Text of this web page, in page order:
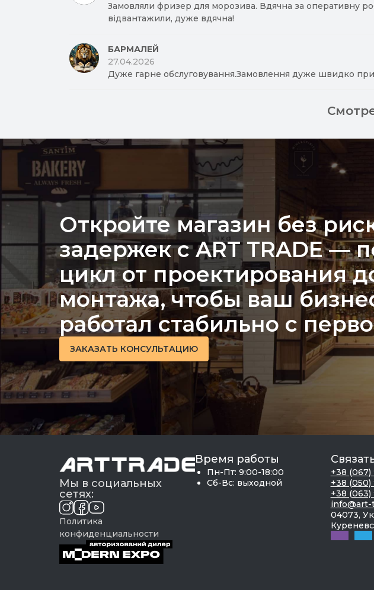
Замовляли фризер для морозива. Вдячна за оперативну
відвантажили, дуже вдячна!
БАРМАЛЕЙ
27.04.2026
Дуже гарне обслуговування.Замовлення дуже швидко
Откройте магазин без
задержек с ART TRADE —
цикл от проектирования
монтажа, чтобы ваш
работал стабильно с
ЗАКАЗАТЬ КОНСУЛЬТАЦИЮ
Мы в социальных
сетях:
Политика
конфиденциальности
Время работы
Пн-Пт: 9:00-18:00
Сб-Вс: выходной
+38
+38
+38
info@art-
04073,